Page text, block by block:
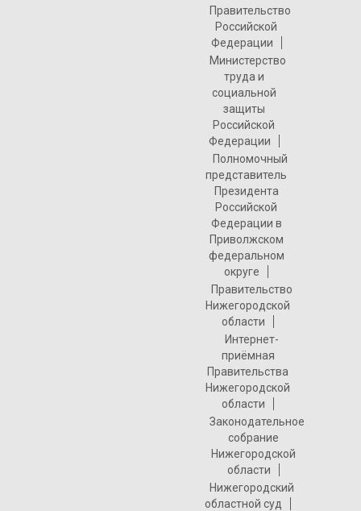
Правительство
Российской
Федерации
Министерство
труда и
социальной
защиты
Российской
Федерации
Полномочный
представитель
Президента
Российской
Федерации в
Приволжском
федеральном
округе
Правительство
Нижегородской
области
Интернет-
приёмная
Правительства
Нижегородской
области
Законодательное
собрание
Нижегородской
области
Нижегородский
областной суд